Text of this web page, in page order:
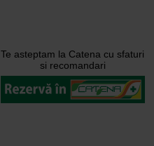
Te asteptam la Catena cu sfaturi
si recomandari